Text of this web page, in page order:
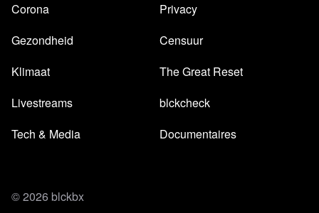
Corona
Gezondheid
Klimaat
Livestreams
Tech & Media
Privacy
Censuur
The Great Reset
blckcheck
Documentaires
© 2026 blckbx